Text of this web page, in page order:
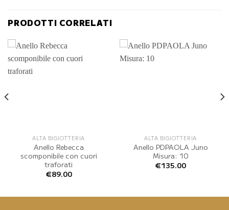
PRODOTTI CORRELATI
ALTA BIGIOTTERIA
Anello Rebecca
scomponibile con cuori
traforati
€89.00
ALTA BIGIOTTERIA
Anello PDPAOLA Juno
Misura: 10
€135.00